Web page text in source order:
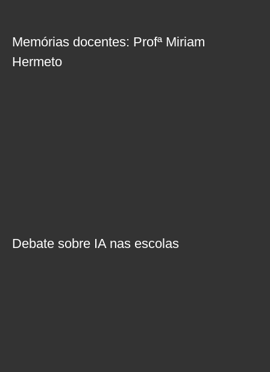
Memórias docentes: Profª Miriam
Hermeto
Debate sobre IA nas escolas